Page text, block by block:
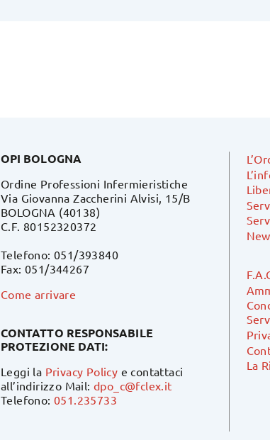
OPI BOLOGNA
Ordine Professioni Infermieristiche
Via Giovanna Zaccherini Alvisi, 15/B
BOLOGNA (40138)
C.F. 80152320372
Telefono: 051/393840
Fax: 051/344267
Come arrivare
CONTATTO RESPONSABILE
PROTEZIONE DATI:
Leggi la Privacy Policy e contattaci
all’indirizzo Mail:dpo_c@fclex.it
Telefono:051.235733
La